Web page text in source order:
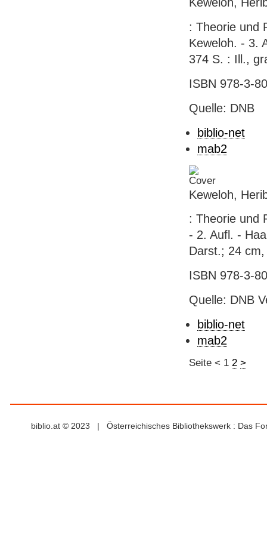
Keweloh,
: Theorie und
Keweloh. - 3.
374 S. : Ill.,
ISBN 978-3-
Quelle: DNB
biblio-net
mab2
Keweloh,
: Theorie und
- 2. Aufl. -
Darst.; 24
ISBN 978-3-
Quelle: DNB
biblio-net
mab2
Seite < 1 2 >
biblio.at © 2023 | Österreichisches Bibliothekswerk : Das